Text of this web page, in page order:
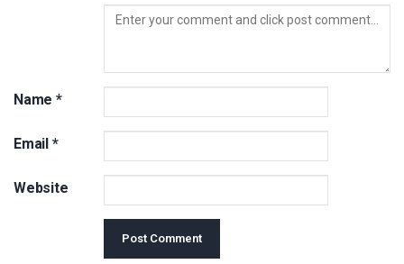
Name *
Email *
Website